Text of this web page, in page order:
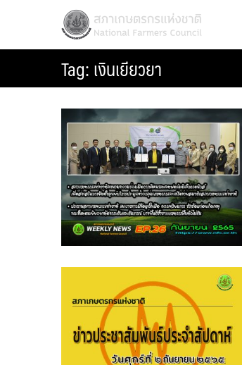
สภาเกษตรกรแห่งชาติ
National Farmers Council
Tag:เงินเยียวยา